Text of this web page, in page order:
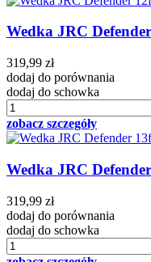
Wedka JRC
319,99 zł
dodaj do porównania
dodaj do schowka
zobacz szczegóły
Wedka JRC
319,99 zł
dodaj do porównania
dodaj do schowka